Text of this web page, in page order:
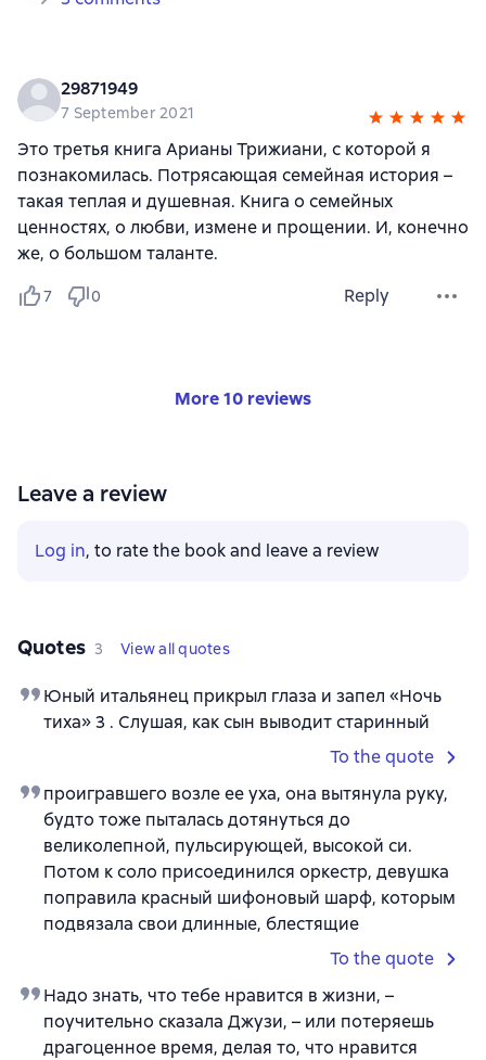
29871949
7 September 2021
Это третья книга Арианы Трижиани, с которой я
познакомилась. Потрясающая семейная история –
такая теплая и душевная. Книга о семейных
ценностях, о любви, измене и прощении. И, конечно
же, о большом таланте.
7 0 Reply
More 10 reviews
Leave a review
Log in, to rate the book and leave a review
Quotes 3 View all quotes
Юный итальянец прикрыл глаза и запел «Ночь
тиха» 3 . Слушая, как сын выводит старинный
To the quote
проигравшего возле ее уха, она вытянула руку,
будто тоже пыталась дотянуться до
великолепной, пульсирующей, высокой си.
Потом к соло присоединился оркестр, девушка
поправила красный шифоновый шарф, которым
подвязала свои длинные, блестящие
To the quote
Надо знать, что тебе нравится в жизни, –
поучительно сказала Джузи, – или потеряешь
драгоценное время, делая то, что нравится